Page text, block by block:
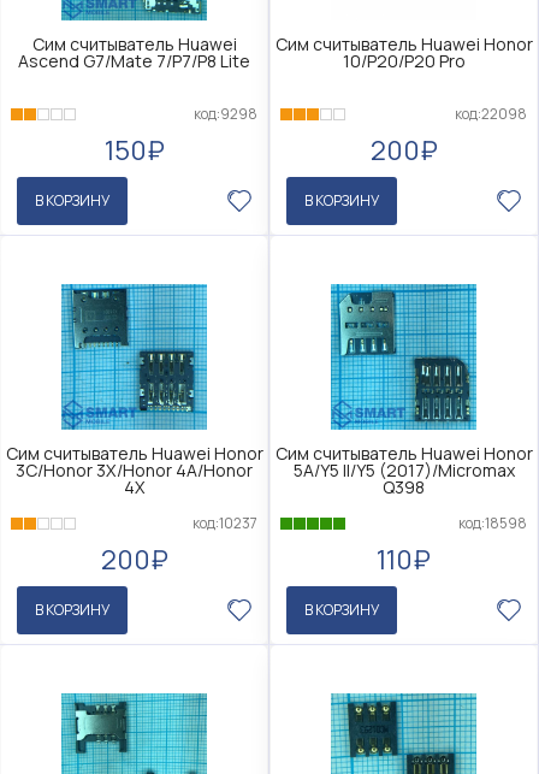
Сим считыватель Huawei
Ascend G7/Mate 7/P7/P8 Lite
код:9298
150₽
В КОРЗИНУ
Сим считыватель Huawei Honor
10/P20/P20 Pro
код:22098
200₽
В КОРЗИНУ
Сим считыватель Huawei Honor
3C/Honor 3X/Honor 4A/Honor
4X
код:10237
200₽
В КОРЗИНУ
Сим считыватель Huawei Honor
5A/Y5 II/Y5 (2017)/Micromax
Q398
код:18598
110₽
В КОРЗИНУ